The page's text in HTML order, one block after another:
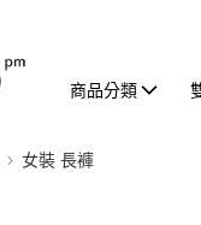
商品分類
女裝 長褲